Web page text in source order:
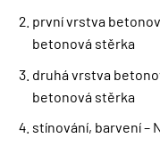
první vrstva
betonová stěrka
druhá vrstva
betonová stěrka
stínování, barvení –